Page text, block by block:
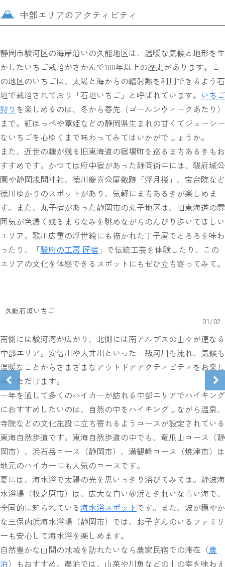
中部エリアのアクティビティ
静岡市駿河区の海岸沿いの久能地区は、温暖な気候と地形を生
かしたいちご栽培がさかんで100年以上の歴史があります。こ
の地区のいちごは、太陽と海からの輻射熱を利用できるよう石
垣で栽培されており「石垣いちご」と呼ばれています。 いちご
狩り を楽しめるのは、冬から春先（ゴールンウィークあたり）
まで。紅ほっぺや章姫などの静岡県生まれの甘くてジューシー
ないちごを心ゆくまで味わってみてはいかがでしょうか。
また、近世の趣が残る旧東海道の宿場町を巡るまちあるきもお
すすめです。かつては府中宿があった静岡街中には、駿府城公
園や静岡浅間神社、徳川慶喜公屋敷跡「浮月楼」、宝台院など
徳川ゆかりのスポットがあり、気軽にまちあるきが楽しめま
す。また、丸子宿があった静岡市の丸子地区は、旧東海道の雰
囲気が色濃く残るまちなみを眺めながらのんびり歩いてほしい
エリア。歌川広重の浮世絵にも描かれた丁子屋でとろろを味わ
ったり、「駿府の工房 匠宿 」で伝統工芸を体験したり、この
エリアの文化を体感できるスポットにもぜひ立ち寄ってみて。
久能石垣いちご
01/02
南側には駿河湾が広がり、北側には南アルプスの山々が連なる
中部エリア。安倍川や大井川といった一級河川も流れ、気候も
温暖なことからさまざまなアウトドアアクティビティをお楽し
みいただけます。
一年を通して多くのハイカーが訪れる中部エリアでハイキング
におすすめしたいのは、自然の中をハイキングしながら温泉、
寺院などの文化施設に立ち寄れるようコースが設定されている
東海自然歩道です。東海自然歩道の中でも、竜爪山コース（静
岡市）、浜石岳コース（静岡市）、満観峰コース（焼津市）は
地元のハイカーにも人気のコースです。
夏には、海水浴で太陽の光を思いっきり浴びてみては。静波海
水浴場（牧之原市）は、広大な白い砂浜ときれいな青い海で、
全国的に知られている海水浴スポットです。また、波が穏やか
な三保内浜海水浴場（静岡市）では、お子さんのいるファミリ
ーも安心して海水浴を楽しめます。
自然豊かな山間の地域を訪れたいなら農家民宿での滞在（農
泊）もおすすめ。農泊では、山菜や川魚などの山の幸を味わえ